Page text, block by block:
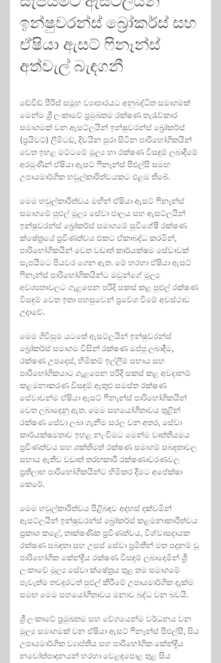
ඉන්ෂුවරන්ස් බ්‍රෝකර්ස් සහ
ඒෂියා ඇසට් ෆිනෑන්ස්
අත්වැල් බැඳගනී
ඩේවිඩ් පීරිස් සමූහ ව්‍යාපාරයට අනුබද්ධිත සමාගමක්
මෙන්ම ශ්‍රී ලංකාවේ ප්‍රමුඛතම රක්ෂණ තැරැව්කාර
සමාගමක් වන ඇසට්ලයින් ඉන්ෂුවරන්ස් බ්‍රෝකර්ස්
(ප්‍රයිවට්) ලිමිටඩ්, දිවයින පුරා සිටින පාරිභෝගිකයින්
වෙත ඉහළ මට්ටමේ මූල්‍ය හා රක්ෂණ විසඳුම් ලබාදීමේ
අරමුණින් ඒෂියා ඇසට් ෆිනෑන්ස් පීඑල්සී සමඟ
උපායමාර්ගික හවුල්කාරිත්වයකට එළඹ තිබේ.
මෙම හවුල්කාරිත්වය මඟින් ඒෂියා ඇසට් ෆිනෑන්ස්
සමාගමේ පුළුල් මූල්‍ය සේවා ජාලය සහ ඇසට්ලයින්
ඉන්ෂුවරන්ස් බ්‍රෝකර්ස් සමාගමේ සුවිශේෂී රක්ෂණ
ක්ෂේත්‍රයේ ප්‍රවීණත්වය එකට ඒකාබද්ධ කරමින්,
පාරිභෝගිකයින් වෙත වඩාත් කාර්යක්ෂම සේවාවක්
සැපයීමට පියවර ගෙන ඇත. මේ හරහා ඒෂියා ඇසට්
ෆිනෑන්ස් පාරිභෝගිකයින්ට ඔවුන්ගේ මූල්‍ය
අවශ්‍යතාවලට ගැළපෙන පරිදි සකස් කළ පුළුල් රක්ෂණ
විසඳුම් වෙත ඉතා පහසුවෙන් ප්‍රවේශ වීමේ අවස්ථාව
උදාවේ.
මෙම ගිවිසුම යටතේ ඇසට්ලයින් ඉන්ෂුවරන්ස්
බ්‍රෝකර්ස් සමාගම විසින් රක්ෂණ ඔප්පු ලබාදීම,
රක්ෂණ උපදෙස්, හිමිකම් ඉල්ලීම් සහාය සහ
පාරිභෝගිකයාට ගැළපෙන පරිදි සකස් කළ අවදානම්
කළමනාකරණ විසඳුම් ඇතුළු සමස්ත රක්ෂණ
සේවාවන්ම ඒෂියා ඇසට් ෆිනෑන්ස් පාරිභෝගිකයින්
වෙත ලබාදෙනු ඇත. මෙම සහයෝගීතාවය තුළින්
රක්ෂණ සේවා ලබා ගැනීම සරල වන අතර, සේවා
කාර්යක්ෂමතාව ඉහළ නැංවීමට මෙන්ම වෘත්තීයමය
ප්‍රවීණත්වය සහ ශක්තිමත් රක්ෂණ සමාගම් සබඳතාවල
සහාය ඇතිව වඩාත් තරඟකාරී රක්ෂණාවරණවල
ප්‍රතිලාභ පාරිභෝගිකයින්ට හිමිකර දීමට අපේක්ෂා
කෙරේ.
මෙම හවුල්කාරිත්වය පිළිබඳව අදහස් දක්වමින්
ඇසට්ලයින් ඉන්ෂුවරන්ස් බ්‍රෝකර්ස් කළමනාකාරීත්වය
ප්‍රකාශ කළේ, තාක්ෂණික ප්‍රවීණත්වය, විශ්වාසදායක
රක්ෂණ සබඳතා සහ උසස් සේවා ප්‍රමිතීන් මත පදනම් වූ
පාරිභෝගික කේන්ද්‍රීය රක්ෂණ විසඳුම් ලබාදෙමින් ශ්‍රී
ලංකාවේ මූල්‍ය සේවා ක්ෂේත්‍රය තුළ තම සමාගමේ
පැවැත්ම තවදුරටත් පුළුල් කිරීමේ උපායමාර්ගික දැක්ම
සමඟ මෙම සහයෝගීතාවය මනාව බද්ධ වන බවයි.
ශ්‍රී ලංකාවේ ප්‍රමුඛතම සහ වේගයෙන්ම වර්ධනය වන
මූල්‍ය සමාගමක් වන ඒෂියා ඇසට් ෆිනෑන්ස් පීඑල්සී, සිය
උපායමාර්ගික ව්‍යාප්තිය සහ පාරිභෝගික කේන්ද්‍රීය
නවෝත්පාදනයන් හරහා වෙළඳපොළ තුළ සිය